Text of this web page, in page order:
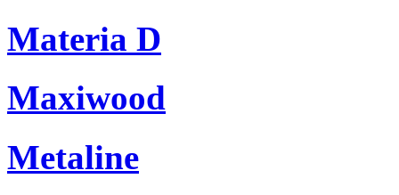
Materia D
Maxiwood
Metaline